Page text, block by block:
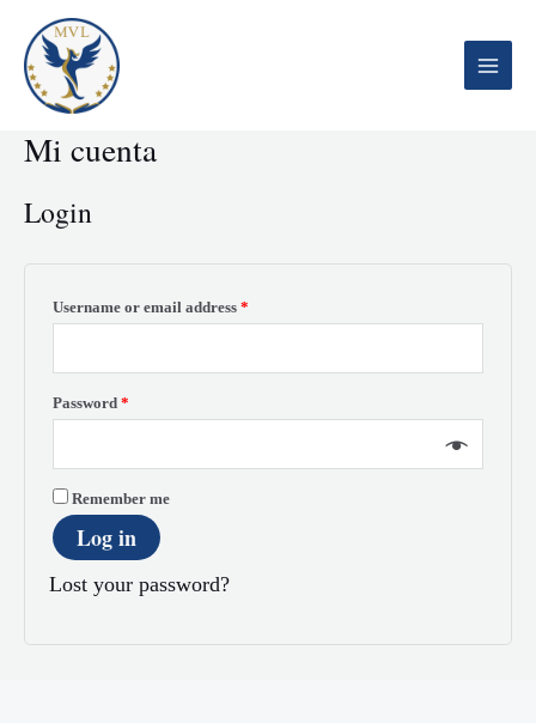
contenido
Main
Mi cuenta
Login
Username or email address *
Password *
Remember me
Log in
Lost your password?